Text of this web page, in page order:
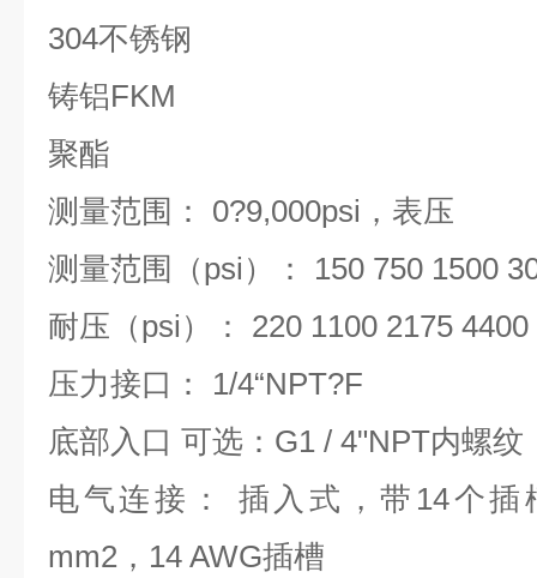
304不锈钢
铸铝FKM
聚酯
测量范围： 0?9,000psi，表压
测量范围（psi）： 150 750 1500
耐压（psi）： 220 1100 2175
压力接口： 1/4“NPT?F
底部入口 可选：G1 / 4"NPT内螺纹
电气连接： 插入式，带14个插
mm2，14 AWG插槽